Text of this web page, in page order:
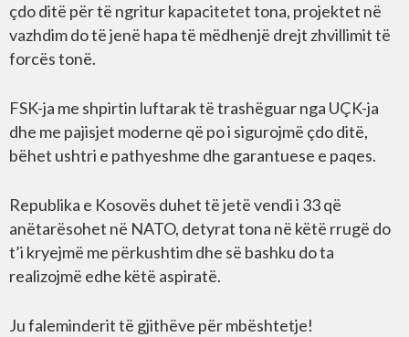
çdo ditë për të ngritur kapacitetet tona, projektet në
vazhdim do të jenë hapa të mëdhenjë drejt zhvillimit të
forcës tonë.
FSK-ja me shpirtin luftarak të trashëguar nga UÇK-ja
dhe me pajisjet moderne që po i sigurojmë çdo ditë,
bëhet ushtri e pathyeshme dhe garantuese e paqes.
Republika e Kosovës duhet të jetë vendi i 33 që
anëtarësohet në NATO, detyrat tona në këtë rrugë do
t’i kryejmë me përkushtim dhe së bashku do ta
realizojmë edhe këtë aspiratë.
Ju faleminderit të gjithëve për mbështetje!